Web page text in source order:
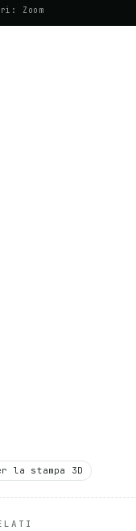
Zoom
la stampa 3D